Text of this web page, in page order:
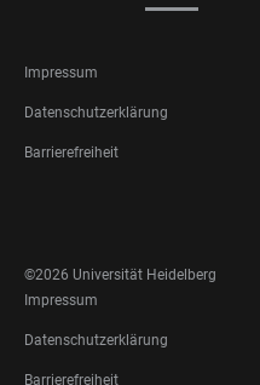
FOOTER
LEGAL
Impressum
Datenschutzerklärung
Barrierefreiheit
MEDIA
©2026 Universität Heidelberg
FOOTER
LEGAL
Impressum
Datenschutzerklärung
Barrierefreiheit